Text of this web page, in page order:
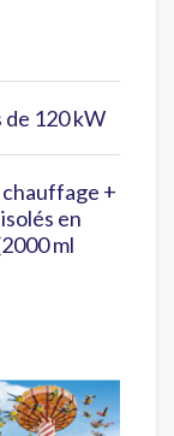
de 120 kW
+
en
ml